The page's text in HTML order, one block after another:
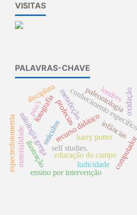
VISITAS
PALAVRAS-CHAVE
educação do campo
recurso didático
oráculos
mitologia grega harry potter
profecias
metaficção
ilustração
fotografia
materialidade computador
conhecimento específico
oxidação
espectrofotometria
paleontologia
ensino por intervenção
poa’s
disciplina londres
self studies.
infâncias
ludicidade